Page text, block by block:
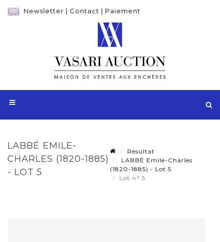
Newsletter | Contact | Paiement
LABBÉ EMILE-
CHARLES (1820-1885)
- LOT 5
Résultat
LABBÉ Emile-Charles
(1820-1885) - Lot 5
Lot n° 5